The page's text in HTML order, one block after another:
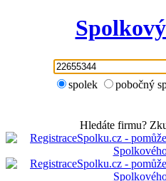
spolek pobočný
Hledáte firmu?